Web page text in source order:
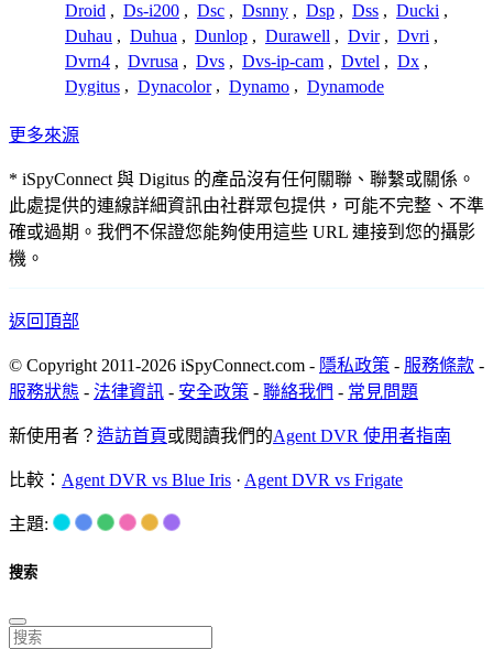
Droid , Ds-i200 , Dsc , Dsnny , Dsp , Dss , Ducki ,
Duhau , Duhua , Dunlop , Durawell , Dvir , Dvri ,
Dvrn4 , Dvrusa , Dvs , Dvs-ip-cam , Dvtel , Dx ,
Dygitus , Dynacolor , Dynamo , Dynamode
更多來源
* iSpyConnect 與 Digitus 的產品沒有任何關聯、聯繫或關係。
此處提供的連線詳細資訊由社群眾包提供，可能不完整、不準
確或過期。我們不保證您能夠使用這些 URL 連接到您的攝影
機。
返回頂部
© Copyright 2011-2026 iSpyConnect.com - 隱私政策 - 服務條款 -
服務狀態 - 法律資訊 - 安全政策 - 聯絡我們 - 常見問題
新使用者？ 造訪首頁或閱讀我們的Agent DVR 使用者指南
比較： Agent DVR vs Blue Iris · Agent DVR vs Frigate
主題:
搜索